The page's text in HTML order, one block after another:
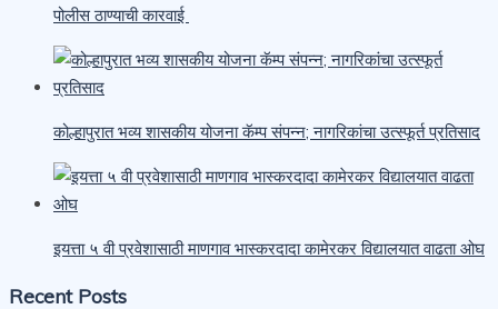
पोलीस ठाण्याची कारवाई
कोल्हापुरात भव्य शासकीय योजना कॅम्प संपन्न; नागरिकांचा उत्स्फूर्त प्रतिसाद
इयत्ता ५ वी प्रवेशासाठी माणगाव भास्करदादा कामेरकर विद्यालयात वाढता ओघ
Recent Posts